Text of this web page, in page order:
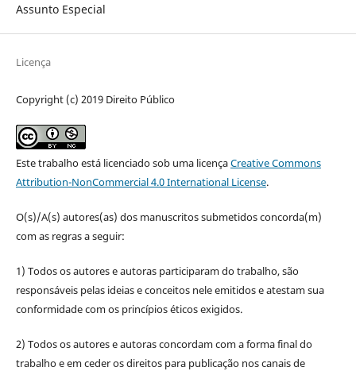
Assunto Especial
Licença
Copyright (c) 2019 Direito Público
Este trabalho está licenciado sob uma licençaCreative Commons
Attribution-NonCommercial 4.0 International License.
O(s)/A(s) autores(as) dos manuscritos submetidos concorda(m)
com as regras a seguir:
1) Todos os autores e autoras participaram do trabalho, são
responsáveis pelas ideias e conceitos nele emitidos e atestam sua
conformidade com os princípios éticos exigidos.
2) Todos os autores e autoras concordam com a forma final do
trabalho e em ceder os direitos para publicação nos canais de